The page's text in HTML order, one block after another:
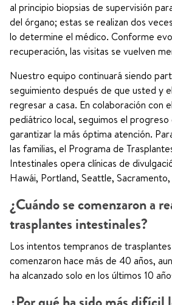
al principio biopsias de supervisión
del órgano; estas se realizan dos
lo determine el médico. Conforme
recuperación, las visitas se vuelven
Nuestro equipo continuará siendo
seguimiento después de que usted y
regresar a casa. En colaboración con
pediátrico local, seguimos el progreso
garantizar la más óptima atención.
las familias, el Programa de
Intestinales opera clínicas de
Hawái, Portland, Seattle,
¿Cuándo se comenzaron a
trasplantes intestinales?
Los intentos tempranos de
comenzaron hace más de 40 años,
ha alcanzado solo en los últimos 10